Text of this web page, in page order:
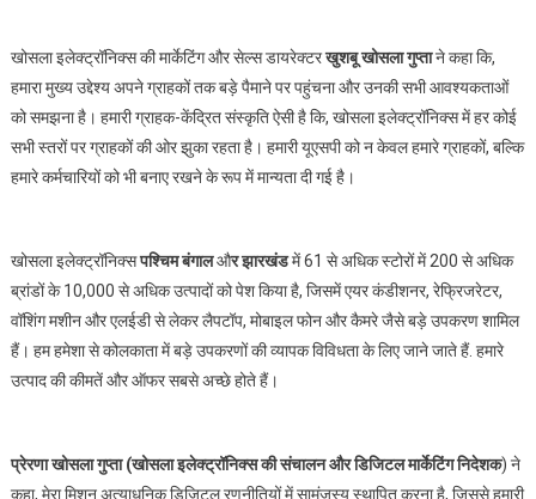
खोसला इलेक्ट्रॉनिक्स की मार्केटिंग और सेल्स डायरेक्टरखुशबू खोसला गुप्ताने कहा कि,
हमारा मुख्य उद्देश्य अपने ग्राहकों तक बड़े पैमाने पर पहुंचना और उनकी सभी आवश्यकताओं
को समझना है। हमारी ग्राहक-केंद्रित संस्कृति ऐसी है कि, खोसला इलेक्ट्रॉनिक्स में हर कोई
सभी स्तरों पर ग्राहकों की ओर झुका रहता है। हमारी यूएसपी को न केवल हमारे ग्राहकों, बल्कि
हमारे कर्मचारियों को भी बनाए रखने के रूप में मान्यता दी गई है।
खोसला इलेक्ट्रॉनिक्सपश्चिम बंगालऔर झारखंडमें 61 से अधिक स्टोरों में 200 से अधिक
ब्रांडों के 10,000 से अधिक उत्पादों को पेश किया है, जिसमें एयर कंडीशनर, रेफ्रिजरेटर,
वॉशिंग मशीन और एलईडी से लेकर लैपटॉप, मोबाइल फोन और कैमरे जैसे बड़े उपकरण शामिल
हैं। हम हमेशा से कोलकाता में बड़े उपकरणों की व्यापक विविधता के लिए जाने जाते हैं. हमारे
उत्पाद की कीमतें और ऑफर सबसे अच्छे होते हैं।
प्रेरणा खोसला गुप्ता (खोसला इलेक्ट्रॉनिक्स की संचालन और डिजिटल मार्केटिंग निदेशक) ने
कहा, मेरा मिशन अत्याधुनिक डिजिटल रणनीतियों में सामंजस्य स्थापित करना है, जिससे हमारी